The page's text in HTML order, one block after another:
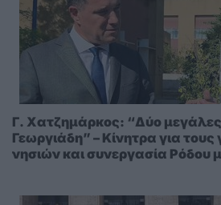
Γ. Χατζημάρκος: “Δύο μεγάλες
Γεωργιάδη” – Κίνητρα για
νησιών και συνεργασία Ρόδου